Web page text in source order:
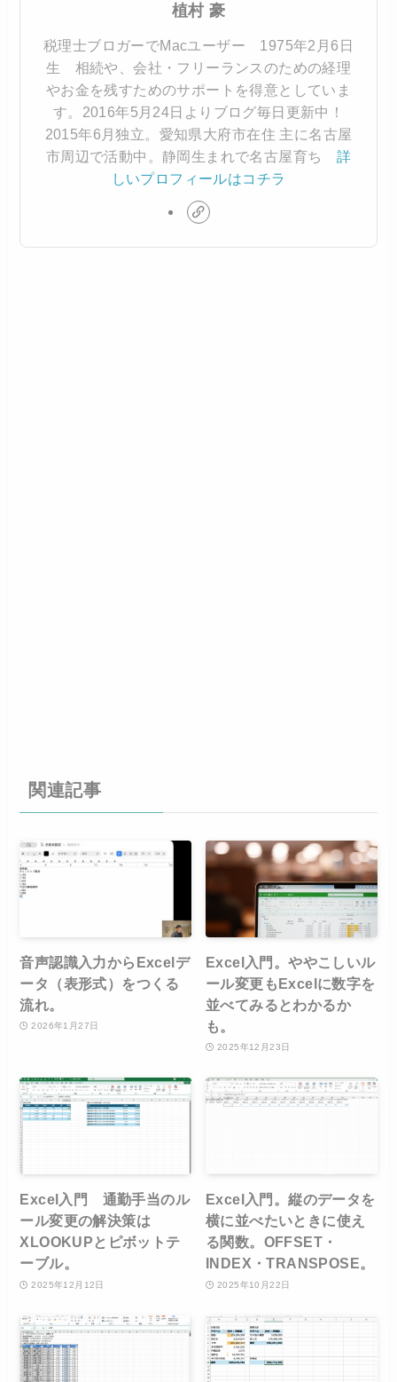
植村 豪
税理士ブロガーでMacユーザー 1975年2月6日
生 相続や、会社・フリーランスのための経理
やお金を残すためのサポートを得意としていま
す。2016年5月24日よりブログ毎日更新中！
2015年6月独立。愛知県大府市在住 主に名古屋
市周辺で活動中。静岡生まれで名古屋育ち 詳
しいプロフィールはコチラ
関連記事
音声認識入力からExcelデ
ータ（表形式）をつくる
流れ。
2026年1月27日
Excel入門。ややこしいル
ール変更もExcelに数字を
並べてみるとわかるか
も。
2025年12月23日
Excel入門 通勤手当のル
ール変更の解決策は
XLOOKUPとピボットテ
ーブル。
2025年12月12日
Excel入門。縦のデータを
横に並べたいときに使え
る関数。OFFSET・
INDEX・TRANSPOSE。
2025年10月22日